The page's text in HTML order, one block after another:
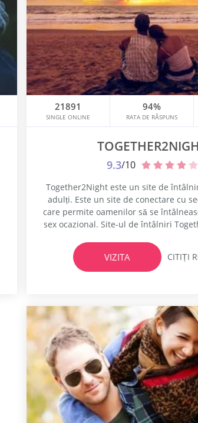
21891
SINGLE ONLINE
94%
RATA DE RĂSPUNS
9.3/10
Together2Night este un site de
adulți. Este un site de conectare cu
care permite oamenilor să se
sex ocazional. Site-ul de întâlniri
schimb, tot ceea ce îți arată site-ul de
care împărtășesc aceeași
VIZITA CITIȚI